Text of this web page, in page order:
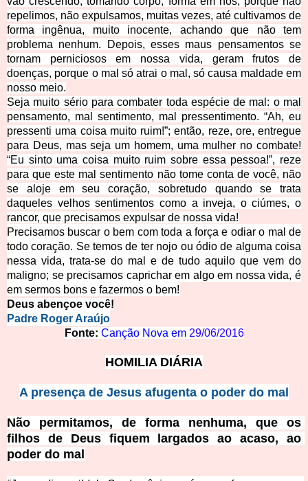
repelimos, não expulsamos, muitas vezes, até cultivamos de
forma ingênua, muito inocente, achando que não tem
problema nenhum. Depois, esses maus pensamentos se
tornam perniciosos em nossa vida, geram frutos de
doenças, porque o mal só atrai o mal, só causa maldade em
nosso meio.
Seja muito sério para combater toda espécie de mal: o mal
pensamento, mal sentimento, mal pressentimento. “Ah, eu
pressenti uma coisa muito ruim!”; então, reze, ore, entregue
para Deus, mas seja um homem, uma mulher no combate!
“Eu sinto uma coisa muito ruim sobre essa pessoa!”, reze
para que este mal sentimento não tome conta de você, não
se aloje em seu coração, sobretudo quando se trata
daqueles velhos sentimentos como a inveja, o ciúmes, o
rancor, que precisamos expulsar de nossa vida!
Precisamos buscar o bem com toda a força e odiar o mal de
todo coração. Se temos de ter nojo ou ódio de alguma coisa
nessa vida, trata-se do mal e de tudo aquilo que vem do
maligno; se precisamos caprichar em algo em nossa vida, é
em sermos bons e fazermos o bem!
Deus abençoe você!
Padre Roger Araújo
Fonte: Canção Nova em 29/06/2016
HOMILIA DIÁRIA
A presença de Jesus afugenta o poder do mal
Não permitamos, de forma nenhuma, que os
filhos de Deus fiquem largados ao acaso, ao
poder do mal